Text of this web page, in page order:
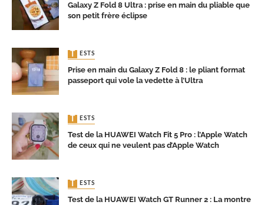
Galaxy Z Fold 8 Ultra : prise en main du pliable que
son petit frère éclipse
TESTS
Prise en main du Galaxy Z Fold 8 : le pliant format
passeport qui vole la vedette à l’Ultra
TESTS
Test de la HUAWEI Watch Fit 5 Pro : l’Apple Watch
de ceux qui ne veulent pas d’Apple Watch
TESTS
Test de la HUAWEI Watch GT Runner 2 : La montre